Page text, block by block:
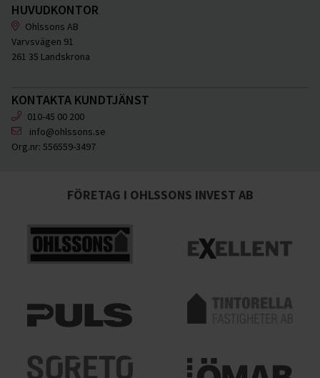
HUVUDKONTOR
Ohlssons AB
Varvsvägen 91
261 35 Landskrona
KONTAKTA KUNDTJÄNST
010-45 00 200
info@ohlssons.se
Org.nr: 556559-3497
FÖRETAG I OHLSSONS INVEST AB